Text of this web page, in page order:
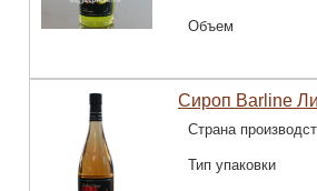
Объем
Сироп Barline
Страна
Тип упаковки